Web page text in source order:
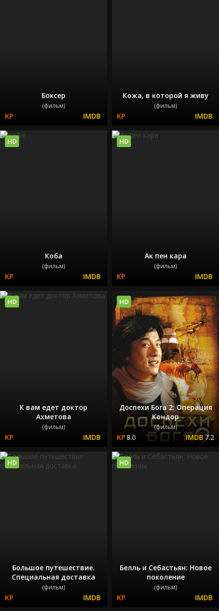
Боксер
(фильм)
Кожа, в которой я живу
(фильм)
Коба
(фильм)
HD
Ак пен кара
(фильм)
HD
К вам едет доктор
Ахметова
(фильм)
HD
Доспехи Бога 2: Операция
Кондор
(фильм)
8.0 7.2
HD
Большое путешествие.
Специальная доставка
(фильм)
HD
Белль и Себастьян: Новое
поколение
(фильм)
HD